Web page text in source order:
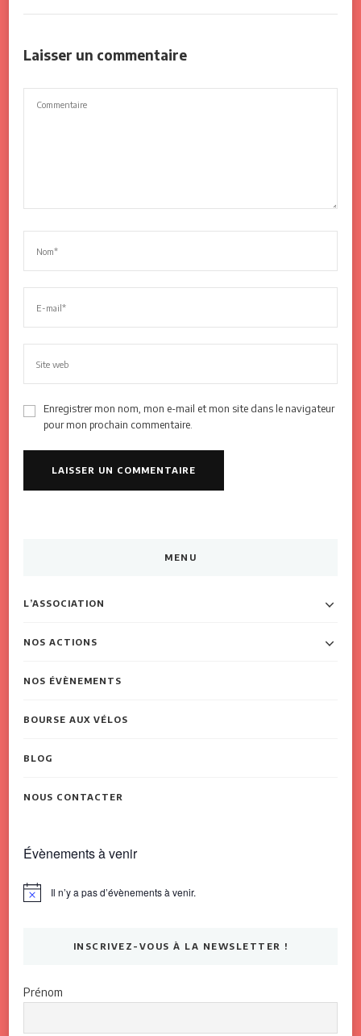
Laisser un commentaire
Enregistrer mon nom, mon e-mail et mon site dans le navigateur
pour mon prochain commentaire.
MENU
L’ASSOCIATION
NOS ACTIONS
NOS ÉVÈNEMENTS
BOURSE AUX VÉLOS
BLOG
NOUS CONTACTER
Évènements à venir
Notice Il n’y a pas d’évènements à venir.
INSCRIVEZ-VOUS À LA NEWSLETTER !
Prénom